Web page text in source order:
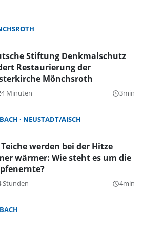
Stiftung Denkmalschutz
Restaurierung der
Mönchsroth
Minuten query_builder3min
NEUSTADT/AISCH
werden bei der Hitze
wärmer: Wie steht es um die
Stunden query_builder4min